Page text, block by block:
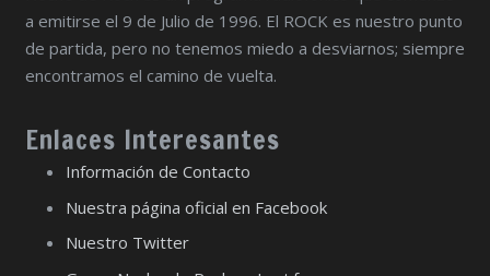
a emitirse el 9 de Julio de 1996. El ROCK es nuestro punto
de partida, pero no tenemos miedo a desviarnos; siempre
encontramos el camino de vuelta.
Enlaces Interesantes
Información de Contacto
Nuestra página oficial en Facebook
Nuestro Twitter